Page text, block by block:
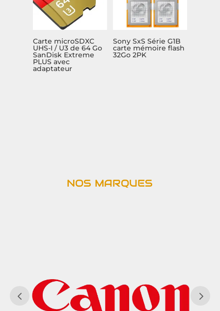
Carte microSDXC
UHS-I / U3 de 64 Go
SanDisk Extreme
PLUS avec
adaptateur
Sony SxS Série G1B
carte mémoire flash
32Go 2PK
NOS MARQUES